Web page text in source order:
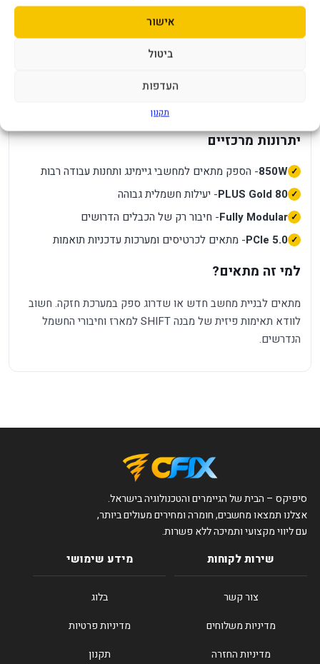
אישור
ביטול
העדפות
תקנון
ספק כוח Corsair RM850X SHIFT 80 PLUS
Gold Fully Modullar PCIE 5.0
מיועדת לבניות מחשב נקיות יותר, במיוחד כאשר רוצים ניהול כבלים
יתרונות מרכזיים
850W- הספק מתאים למחשבי גיימינג ותחנות עבודה רבות
80 PLUS Gold
- יעילות חשמלית גבוהה
Fully Modular- חיבור רק של הכבלים הדרושים
PCIe 5.0- מתאים לכרטיסים ומערכות עדכניות תואמות
למי זה מתאים?
מתאים לבניית מחשב חדש או שדרוג ספק במערכת חזקה. חשוב
לוודא תאימות פיזית של מבנה SHIFT למארז וחיבורי החשמל
הנדרשים.
סיפיקס – הבית של הגיימרים והטכנולוגיה בישראל.
אצלנו תמצאו מחשבים, חומרה ומחירים מעולים ביותר,
עם ליווי מקצועי ותמיכה ללא פשרות.
שירות לקוחות
צור קשר
מדיניות משלוחים
מדיניות החזרה
מידע שימושי
בלוג
מדיניות פרטיות
תקנון